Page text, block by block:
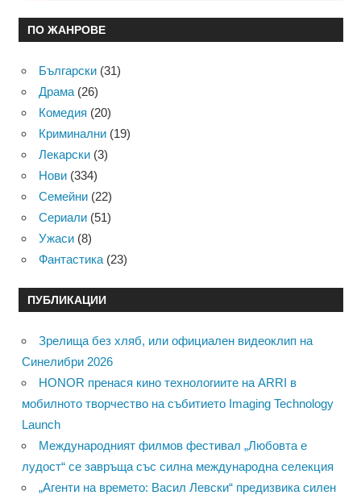
ПО ЖАНРОВЕ
Български (31)
Драма (26)
Комедия (20)
Криминални (19)
Лекарски (3)
Нови (334)
Семейни (22)
Сериали (51)
Ужаси (8)
Фантастика (23)
ПУБЛИКАЦИИ
Зрелища без хляб, или официален видеоклип на
Синелибри 2026
HONOR пренася кино технологиите на ARRI в
мобилното творчество на събитието Imaging Technology
Launch
Международният филмов фестивал „Любовта е
лудост“ се завръща със силна международна селекция
„Агенти на времето: Васил Левски“ предизвика силен